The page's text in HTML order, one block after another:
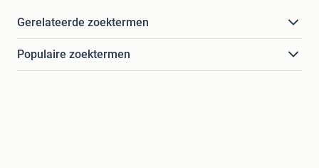
Gerelateerde zoektermen
Populaire zoektermen